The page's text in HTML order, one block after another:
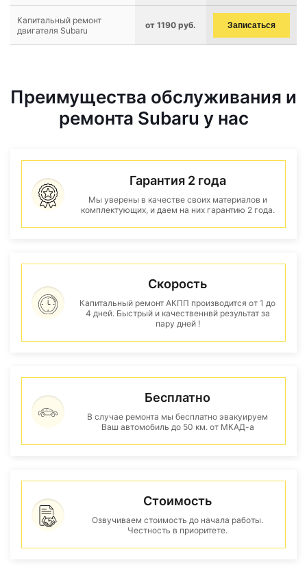
Капитальный ремонт
двигателя Subaru
от 1190 руб. Записаться
Преимущества обслуживания и
ремонта Subaru у нас
Гарантия 2 года
Мы уверены в качестве своих материалов и
комплектующих, и даем на них гарантию 2 года.
Скорость
Капитальный ремонт АКПП производится от 1 до
4 дней. Быстрый и качественнвй результат за
пару дней !
Бесплатно
В случае ремонта мы бесплатно эвакуируем
Ваш автомобиль до 50 км. от МКАД-а
Стоимость
Озвучиваем стоимость до начала работы.
Честность в приоритете.